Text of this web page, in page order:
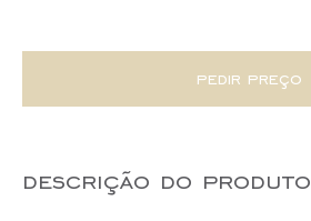
pedir preço
descrição do produto